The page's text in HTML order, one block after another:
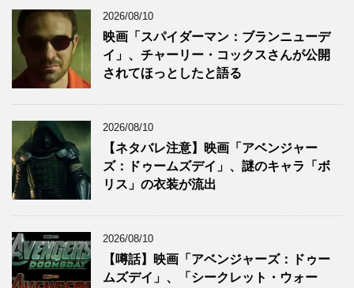
2026/08/10
映画「スパイダーマン：ブランニューデ
イ」、チャーリー・コックスさんが公開
されてほっとしたと語る
2026/08/10
【ネタバレ注意】映画「アベンジャー
ズ：ドゥームズデイ」、謎のキャラ「ボ
リス」の衣装が流出
2026/08/10
【噂話】映画「アベンジャーズ：ドゥー
ムズデイ」、「シークレット・ウォー